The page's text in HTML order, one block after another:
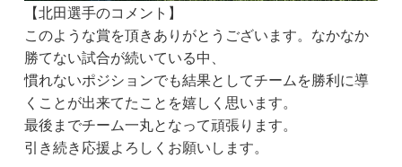
【北田選手のコメント】
このような賞を頂きありがとうございます。なかなか
勝てない試合が続いている中、
慣れないポジションでも結果としてチームを勝利に導
くことが出来てたことを嬉しく思います。
最後までチーム一丸となって頑張ります。
引き続き応援よろしくお願いします。